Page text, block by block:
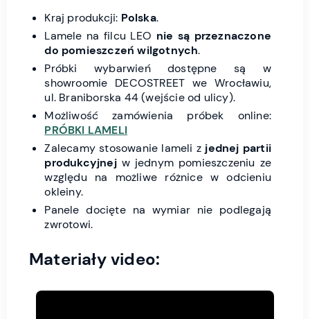
Kraj produkcji: Polska.
Lamele na filcu LEO nie są przeznaczone
do pomieszczeń wilgotnych.
Próbki wybarwień dostępne są w
showroomie DECOSTREET we Wrocławiu,
ul. Braniborska 44 (wejście od ulicy).
Możliwość zamówienia próbek online:
PRÓBKI LAMELI
Zalecamy stosowanie lameli z jednej partii
produkcyjnejw jednym pomieszczeniu ze
względu na możliwe różnice w odcieniu
okleiny.
Panele docięte na wymiar nie podlegają
zwrotowi.
Materiały video: